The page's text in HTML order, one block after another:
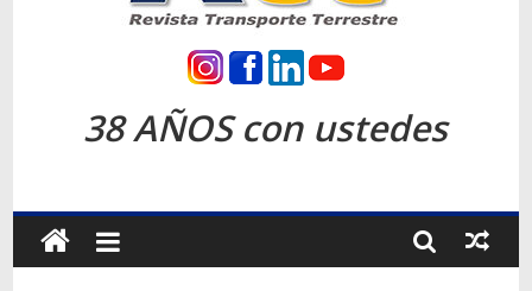
Revista
Transporte
Terrestre
38 AÑOS con ustedes